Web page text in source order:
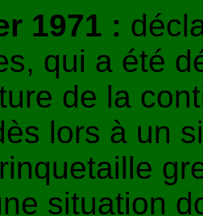
1971 :
qui a été
de la
lors à un
situation